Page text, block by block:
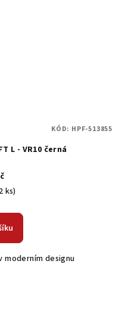
L - VR10 černá
ks)
moderním designu
KÓD: HPF-513855